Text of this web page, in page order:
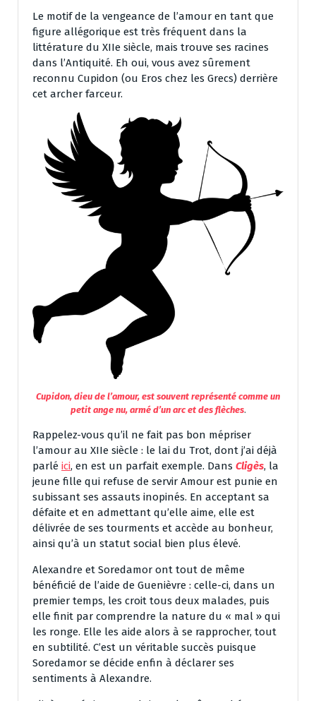
Le motif de la vengeance de l’amour en tant que
figure allégorique est très fréquent dans la
littérature du XIIe siècle, mais trouve ses racines
dans l’Antiquité. Eh oui, vous avez sûrement
reconnu Cupidon (ou Eros chez les Grecs) derrière
cet archer farceur.
Cupidon, dieu de l’amour, est souvent représenté comme un
petit ange nu, armé d’un arc et des flèches.
Rappelez-vous qu’il ne fait pas bon mépriser
l’amour au XIIe siècle : le lai du Trot, dont j’ai déjà
parlé ici, en est un parfait exemple. Dans Cligès, la
jeune fille qui refuse de servir Amour est punie en
subissant ses assauts inopinés. En acceptant sa
défaite et en admettant qu’elle aime, elle est
délivrée de ses tourments et accède au bonheur,
ainsi qu’à un statut social bien plus élevé.
Alexandre et Soredamor ont tout de même
bénéficié de l’aide de Guenièvre : celle-ci, dans un
premier temps, les croit tous deux malades, puis
elle finit par comprendre la nature du « mal » qui
les ronge. Elle les aide alors à se rapprocher, tout
en subtilité. C’est un véritable succès puisque
Soredamor se décide enfin à déclarer ses
sentiments à Alexandre.